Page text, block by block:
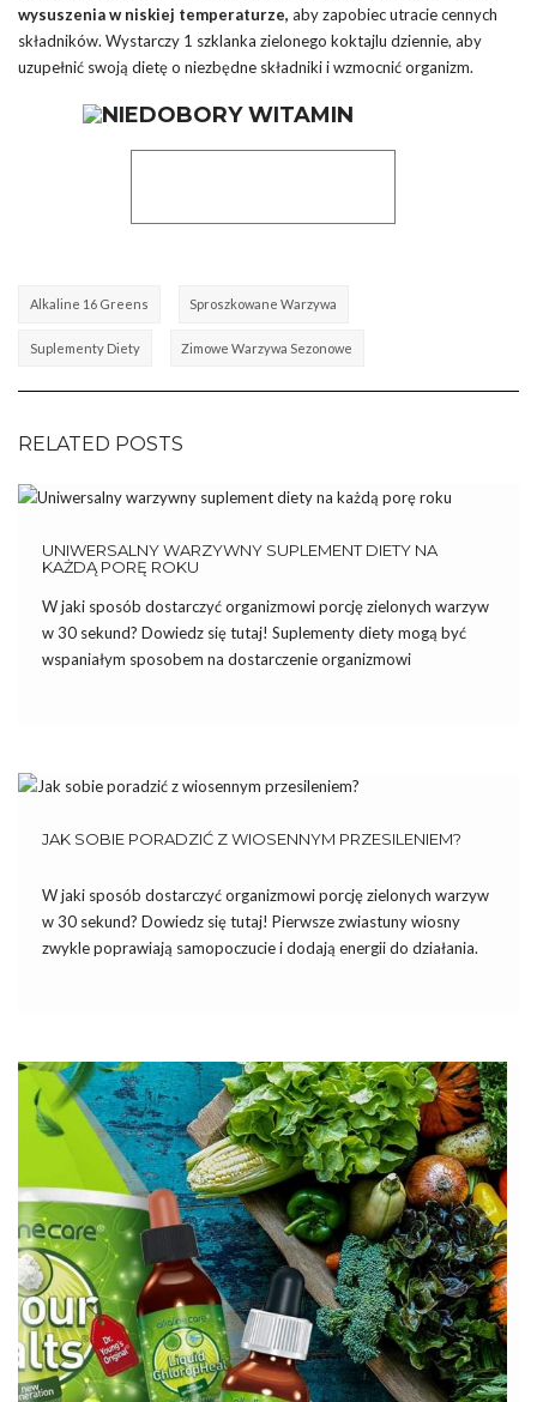
wysuszenia w niskiej temperaturze, aby zapobiec utracie cennych
składników. Wystarczy 1 szklanka zielonego koktajlu dziennie, aby
uzupełnić swoją dietę o niezbędne składniki i wzmocnić organizm.
Alkaline 16 Greens Sproszkowane Warzywa
Suplementy Diety Zimowe Warzywa Sezonowe
RELATED POSTS
UNIWERSALNY WARZYWNY SUPLEMENT DIETY NA
KAŻDĄ PORĘ ROKU
W jaki sposób dostarczyć organizmowi porcję zielonych warzyw
w 30 sekund? Dowiedz się tutaj! Suplementy diety mogą być
wspaniałym sposobem na dostarczenie organizmowi
JAK SOBIE PORADZIĆ Z WIOSENNYM PRZESILENIEM?
W jaki sposób dostarczyć organizmowi porcję zielonych warzyw
w 30 sekund? Dowiedz się tutaj! Pierwsze zwiastuny wiosny
zwykle poprawiają samopoczucie i dodają energii do działania.